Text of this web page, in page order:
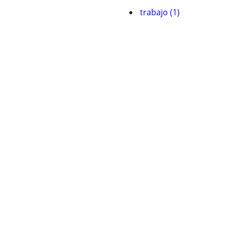
trabajo (1)